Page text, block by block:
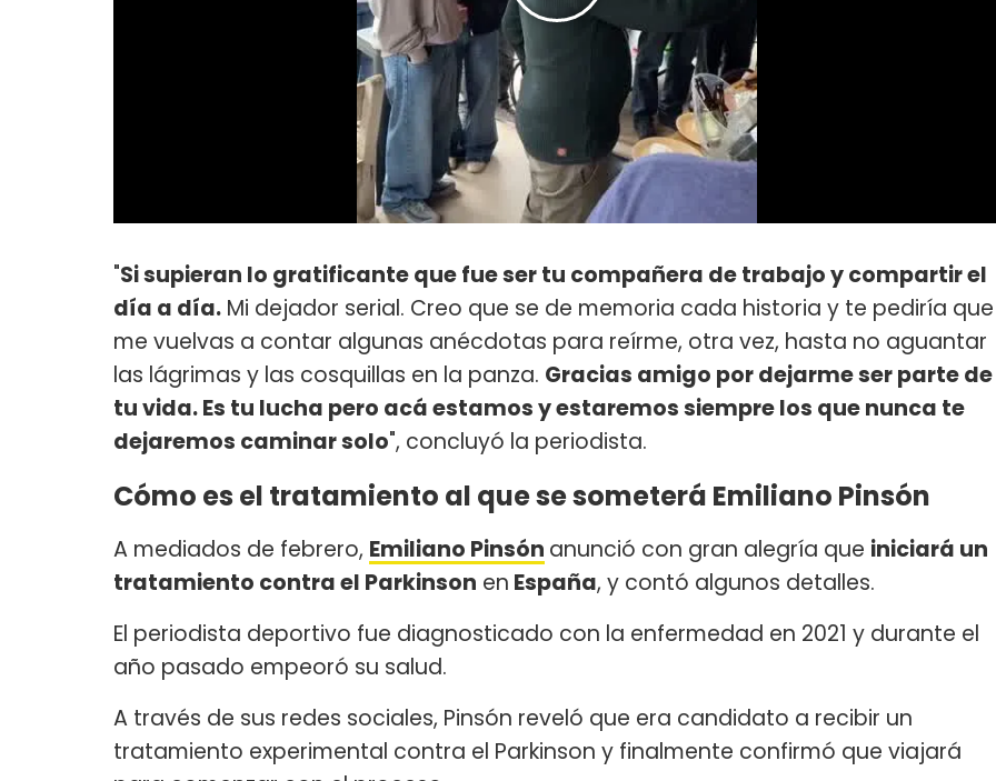
"Si supieran lo gratificante que fue ser tu compañera de trabajo y compartir el
día a día. Mi dejador serial. Creo que se de memoria cada historia y te pediría que
me vuelvas a contar algunas anécdotas para reírme, otra vez, hasta no aguantar
las lágrimas y las cosquillas en la panza. Gracias amigo por dejarme ser parte de
tu vida. Es tu lucha pero acá estamos y estaremos siempre los que nunca te
dejaremos caminar solo", concluyó la periodista.
Cómo es el tratamiento al que se someterá Emiliano Pinsón
A mediados de febrero, Emiliano Pinsón anunció con gran alegría que iniciará un
tratamiento contra el Parkinson en España, y contó algunos detalles.
El periodista deportivo fue diagnosticado con la enfermedad en 2021 y durante el
año pasado empeoró su salud.
A través de sus redes sociales, Pinsón reveló que era candidato a recibir un
tratamiento experimental contra el Parkinson y finalmente confirmó que viajará